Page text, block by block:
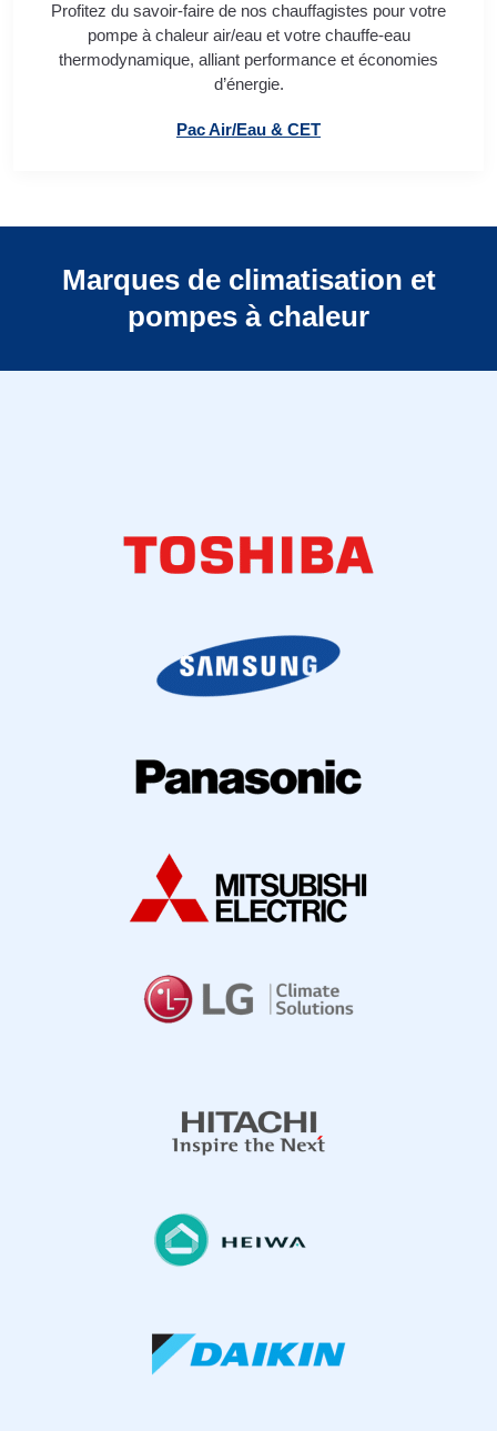
Profitez du savoir-faire de nos chauffagistes pour votre
pompe à chaleur air/eau et votre chauffe-eau
thermodynamique, alliant performance et économies
d’énergie.
Pac Air/Eau & CET
Marques de climatisation et
pompes à chaleur